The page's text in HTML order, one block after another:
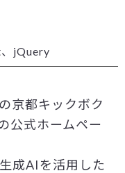
jQuery
京都キックボク
公式ホームペー
成AIを活用した